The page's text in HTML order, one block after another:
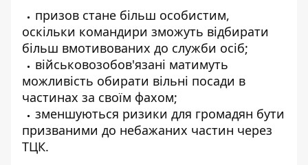
призов стане більш особистим,
оскільки командири зможуть відбирати
більш вмотивованих до служби осіб;
військовозобов'язані матимуть
можливість обирати вільні посади в
частинах за своїм фахом;
зменшуються ризики для громадян бути
призваними до небажаних частин через
ТЦК.